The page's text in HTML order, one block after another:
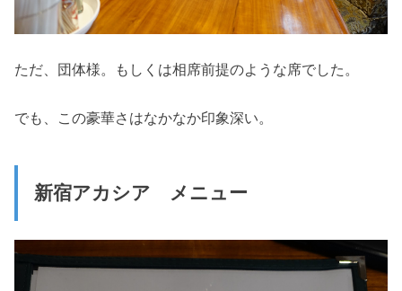
ただ、団体様。もしくは相席前提のような席でした。
でも、この豪華さはなかなか印象深い。
新宿アカシア メニュー